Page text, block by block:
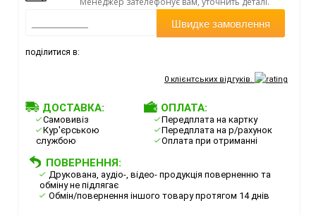
Швидке замовлення
поділитися в:
0клієнтських відгуків.
ДОСТАВКА:
Самовивіз
Кур'єрською
службою
ОПЛАТА:
Передплата на картку
Передплата на р/рахунок
Оплата при отриманні
ПОВЕРНЕННЯ:
Друкована, аудіо-, відео- продукція поверненню та
обміну не підлягає
Обмін/повернення іншого товару протягом 14 днів